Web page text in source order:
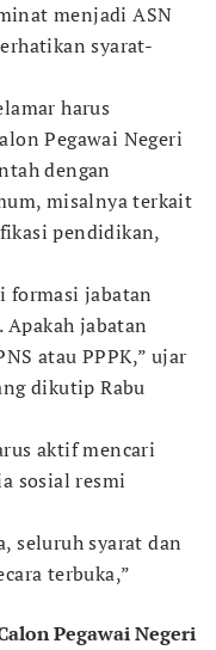
menjadi ASN
syarat-
harus
Pegawai Negeri
dengan
misalnya terkait
pendidikan,
formasi jabatan
Apakah jabatan
atau PPPK,” ujar
dikutip Rabu
aktif mencari
sosial resmi
seluruh syarat dan
terbuka,”
Pegawai Negeri